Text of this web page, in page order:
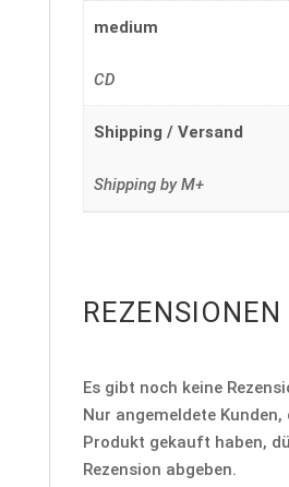
medium
CD
Shipping / Versand
Shipping by M+
REZENSIONEN
Es gibt noch keine
Nur angemeldete Kunden,
Produkt gekauft haben,
Rezension abgeben.